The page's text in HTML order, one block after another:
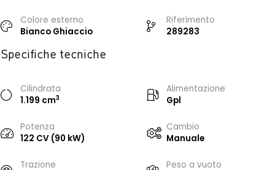
Colore esterno
Bianco Ghiaccio
Riferimento
289283
Specifiche tecniche
Cilindrata
1.199 cm3
Alimentazione
Gpl
Potenza
122 CV (90 kW)
Cambio
Manuale
Trazione
Peso a vuoto